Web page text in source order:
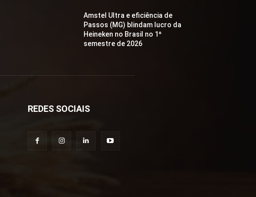
Amstel Ultra e eficiência de
Passos (MG) blindam lucro da
Heineken no Brasil no 1º
semestre de 2026
REDES SOCIAIS